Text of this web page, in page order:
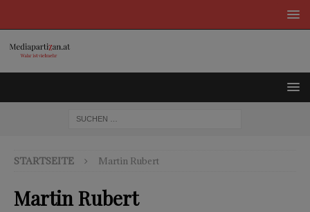
STARTSEITE Martin Rubert
Martin Rubert